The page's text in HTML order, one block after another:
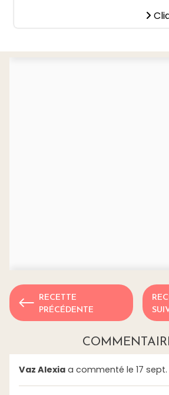
RECETTE
PRÉCÉDENTE
Vaz Alexia a commenté le 17 sept.